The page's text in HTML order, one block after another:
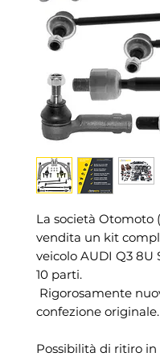
La società Otomoto
vendita un kit
veicolo AUDI Q3 8U
10 parti.
Rigorosamente
confezione originale.
Possibilità di ritiro